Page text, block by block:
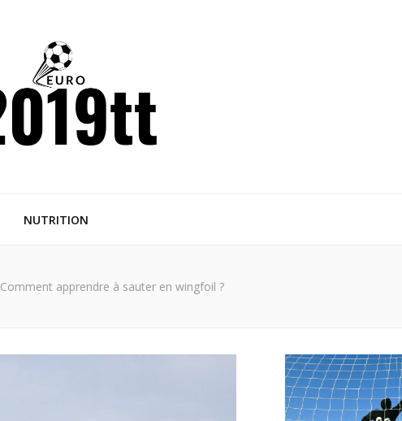
NUTRITION
Comment apprendre à sauter en wingfoil ?